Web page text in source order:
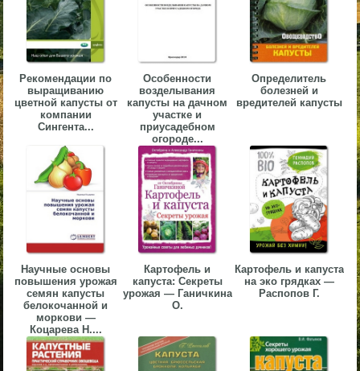
Рекомендации по
выращиванию
цветной капусты от
компании
Сингента...
Особенности
возделывания
капусты на дачном
участке и
приусадебном
огороде...
Определитель
болезней и
вредителей капусты
Научные основы
повышения урожая
семян капусты
белокочанной и
моркови —
Коцарева Н....
Картофель и
капуста: Секреты
урожая — Ганичкина
О.
Картофель и капуста
на эко грядках —
Распопов Г.
▼
▼
▼